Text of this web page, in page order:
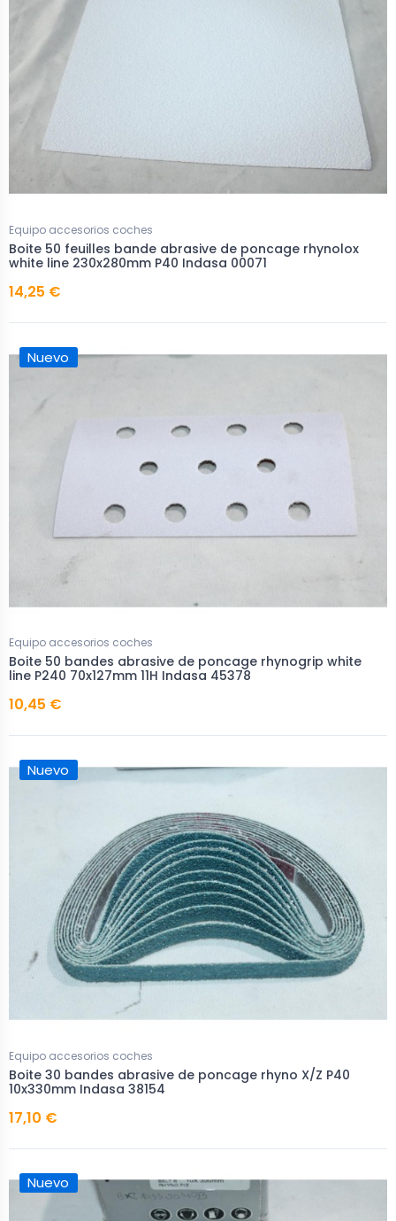
Equipo accesorios coches
Boite 50 feuilles bande abrasive de poncage rhynolox
white line 230x280mm P40 Indasa 00071
14,25 €
Nuevo
Equipo accesorios coches
Boite 50 bandes abrasive de poncage rhynogrip white
line P240 70x127mm 11H Indasa 45378
10,45 €
Nuevo
Equipo accesorios coches
Boite 30 bandes abrasive de poncage rhyno X/Z P40
10x330mm Indasa 38154
17,10 €
Nuevo